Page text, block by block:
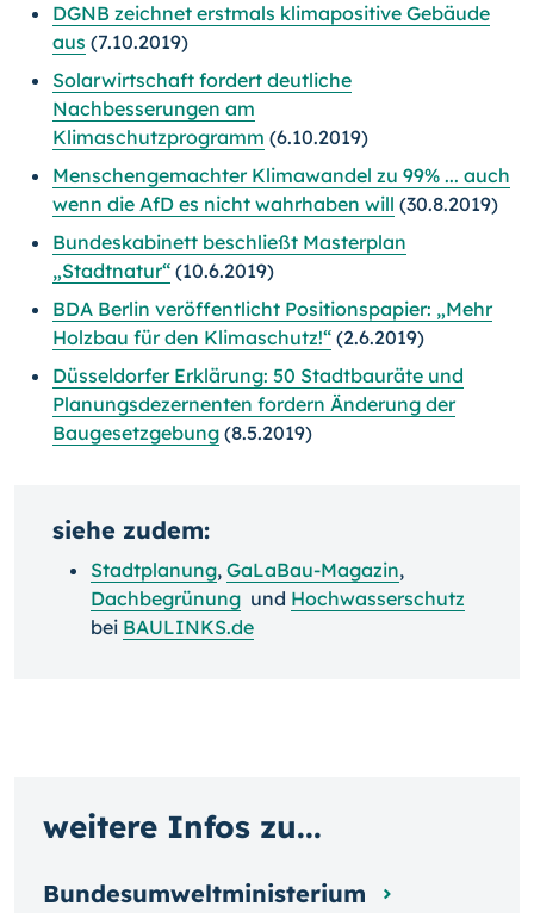
DGNB zeichnet erstmals klimapositive Gebäude
aus (7.10.2019)
Solarwirtschaft fordert deutliche
Nachbesserungen am
Klimaschutzprogramm (6.10.2019)
Menschengemachter Klimawandel zu 99% ... auch
wenn die AfD es nicht wahrhaben will (30.8.2019)
Bundeskabinett beschließt Masterplan
„Stadtnatur“ (10.6.2019)
BDA Berlin veröffentlicht Positionspapier: „Mehr
Holzbau für den Klimaschutz!“ (2.6.2019)
Düsseldorfer Erklärung: 50 Stadtbauräte und
Planungsdezernenten fordern Änderung der
Baugesetzgebung (8.5.2019)
siehe zudem:
Stadtplanung, GaLaBau-Magazin,
Dachbegrünung und Hochwasserschutz
bei BAULINKS.de
weitere Infos zu...
Bundesumweltministerium